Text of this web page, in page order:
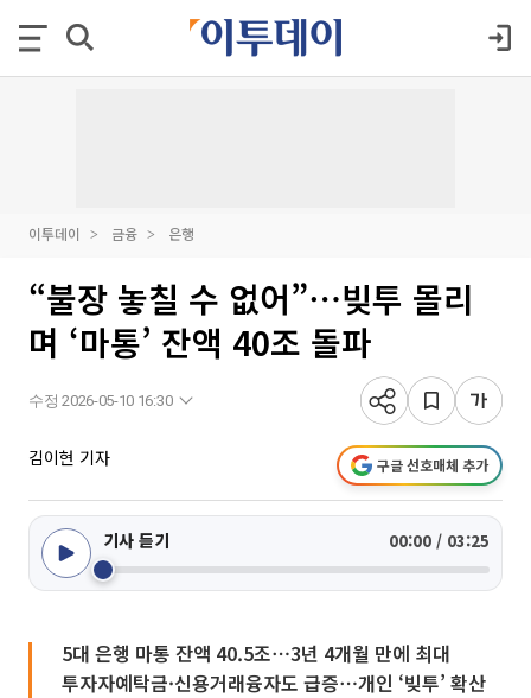
이투데이 금융 은행
“불장 놓칠 수 없어”⋯빚투 몰리
며 ‘마통’ 잔액 40조 돌파
수정 2026-05-10 16:30
김이현 기자 구글 선호매체 추가
기사 듣기 00:00 / 03:25
5대 은행 마통 잔액 40.5조⋯3년 4개월 만에 최대
투자자예탁금·신용거래융자도 급증⋯개인 ‘빚투’ 확산